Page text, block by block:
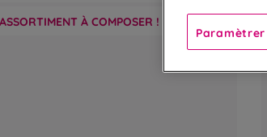
ASSORTIMENT À COMPOSER !